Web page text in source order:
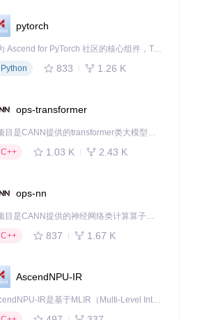
pytorch
作为 Ascend for PyTorch 社区的核心组件，TorchNPU 是昇腾专为 PyTorch 打造的深度学习适配插件，使 PyTorch 框架能够直接调用昇腾 NPU，为开发者提供昇腾 AI 处理器的超强算力。
Python
833 1.26 K
ops-transformer
本项目是CANN提供的transformer类大模型算子库，实现网络在NPU上加速计算。
C++
1.03 K 2.43 K
ops-nn
本项目是CANN提供的神经网络类计算算子库，实现网络在NPU上加速计算。
C++
837 1.67 K
AscendNPU-IR
AscendNPU-IR是基于MLIR（Multi-Level Intermediate Representation）构建的，面向昇腾亲和算子编译时使用的中间表示，提供昇腾完备表达能力，通过编译优化提升昇腾AI处理器计算效率，支持通过生态框架使能昇腾AI处理器与深度调优